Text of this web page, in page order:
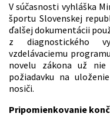
V súčasnosti vyhláška
športu Slovenskej
ďalšej dokumentácii
z diagnostického
vzdelávaciemu
novelu zákona už nie
požiadavku na
nosiči.
Pripomienkovanie